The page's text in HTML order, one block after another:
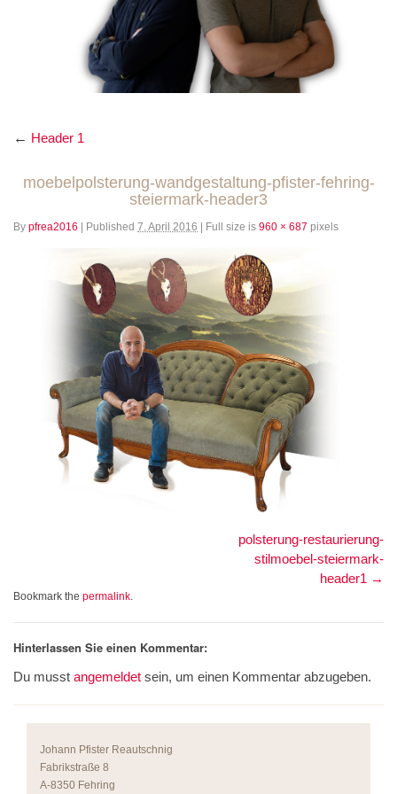
← Header 1
moebelpolsterung-wandgestaltung-pfister-fehring-
steiermark-header3
By pfrea2016 Published 7. April 2016 Full size is 960 × 687 pixels
polsterung-restaurierung-
stilmoebel-steiermark-
header1
Bookmark the permalink.
Hinterlassen Sie einen Kommentar:
Du musst angemeldet sein, um einen Kommentar abzugeben.
Johann Pfister Reautschnig
Fabrikstraße 8
A-8350 Fehring